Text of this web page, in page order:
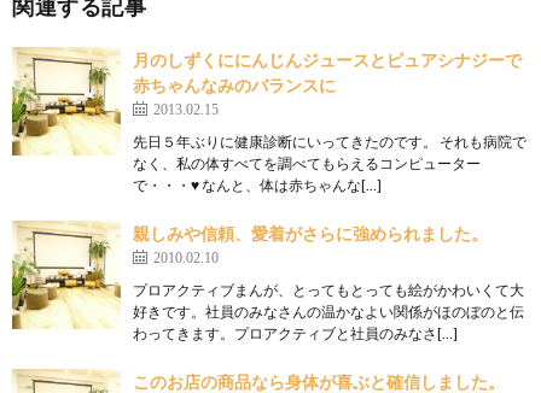
関連する記事
月のしずくににんじんジュースとピュアシナジーで
赤ちゃんなみのバランスに
2013.02.15
先日５年ぶりに健康診断にいってきたのです。 それも病院で
なく、私の体すべてを調べてもらえるコンピューター
で・・・♥ なんと、体は赤ちゃんな[…]
親しみや信頼、愛着がさらに強められました。
2010.02.10
プロアクティブまんが、とってもとっても絵がかわいくて大
好きです。社員のみなさんの温かなよい関係がほのぼのと伝
わってきます。プロアクティブと社員のみなさ[…]
このお店の商品なら身体が喜ぶと確信しました。